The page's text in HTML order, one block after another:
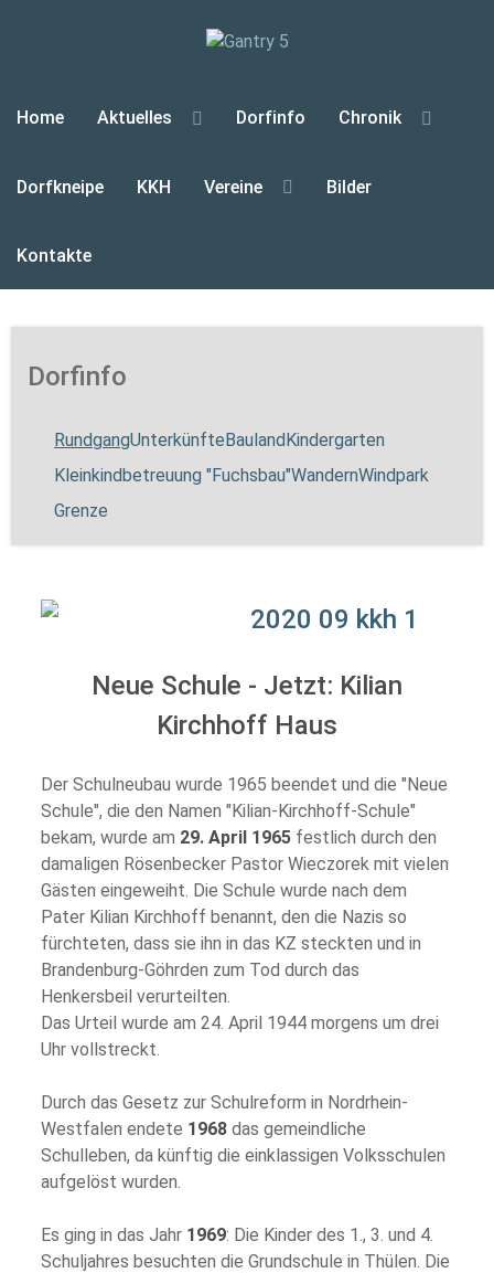
Home Aktuelles Dorfinfo Chronik
Dorfkneipe KKH Vereine Bilder
Kontakte
Dorfinfo
RundgangUnterkünfteBaulandKindergarten
Kleinkindbetreuung "Fuchsbau"WandernWindpark
Grenze
Neue Schule - Jetzt: Kilian
Kirchhoff Haus
Der Schulneubau wurde 1965 beendet und die "Neue
Schule", die den Namen "Kilian-Kirchhoff-Schule"
bekam, wurde am 29. April 1965 festlich durch den
damaligen Rösenbecker Pastor Wieczorek mit vielen
Gästen eingeweiht. Die Schule wurde nach dem
Pater Kilian Kirchhoff benannt, den die Nazis so
fürchteten, dass sie ihn in das KZ steckten und in
Brandenburg-Göhrden zum Tod durch das
Henkersbeil verurteilten.
Das Urteil wurde am 24. April 1944 morgens um drei
Uhr vollstreckt.
Durch das Gesetz zur Schulreform in Nordrhein-
Westfalen endete 1968 das gemeindliche
Schulleben, da künftig die einklassigen Volksschulen
aufgelöst wurden.
Es ging in das Jahr 1969: Die Kinder des 1., 3. und 4.
Schuljahres besuchten die Grundschule in Thülen. Die